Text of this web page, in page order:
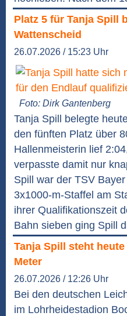
Platz 5 für Tanja Spill
Wattenscheid
26.07.2026 / 15:23 Uhr
Foto: Dirk Gantenberg
Tanja Spill belegte
den fünften Platz über
Hallenmeisterin lief
verpasste damit nur
Spill war der TSV
3x1000-m-Staffel am
ihrer Qualifikationszeit
Bahn sieben ging Spill
Tanja Spill steht
Meter
26.07.2026 / 12:26 Uhr
Bei den deutschen
im Lohrheidestadion